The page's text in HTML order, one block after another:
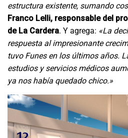
estructura existente, sumando
Franco Lelli, responsable del
de La Cardera. Y agrega: «La
respuesta al impresionante
tuvo Funes en los últimos años.
estudios y servicios médicos
ya nos había quedado chico.»